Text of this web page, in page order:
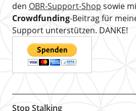
den OBR-Support-Shop sowie
Crowdfunding-Beitrag für
Support unterstützen. DANKE!
Stop Stalking